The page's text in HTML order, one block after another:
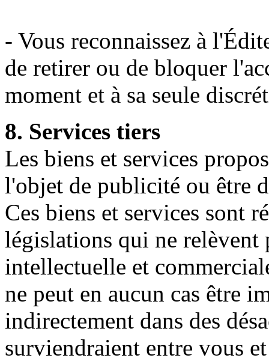
- Vous reconnaissez à
de retirer ou de bloquer
moment et à sa seule
8. Services tiers
Les biens et services
l'objet de publicité ou être
Ces biens et services sont
législations qui ne relèvent
intellectuelle et
ne peut en aucun cas être
indirectement dans des
surviendraient entre vous